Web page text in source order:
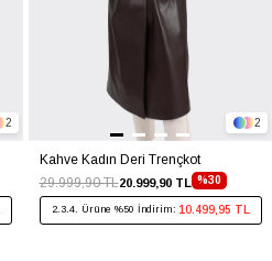
2
Kahve Kadın Deri Trençkot
%30
20.999,90 TL
29.999,90 TL
2.3.4. Ürüne %50 İndirim: 10.499,95 TL
2